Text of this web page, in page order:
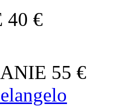
40 €
55 €